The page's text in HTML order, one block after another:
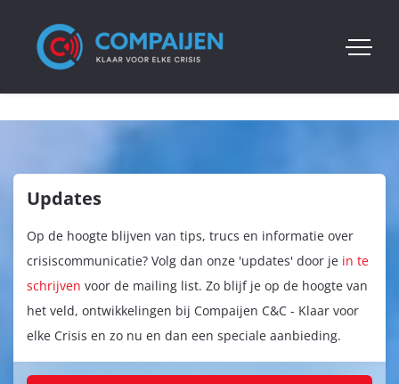
Updates
Op de hoogte blijven van tips, trucs en informatie over
crisiscommunicatie? Volg dan onze 'updates' door je in te
schrijven voor de mailing list. Zo blijf je op de hoogte van
het veld, ontwikkelingen bij Compaijen C&C - Klaar voor
elke Crisis en zo nu en dan een speciale aanbieding.